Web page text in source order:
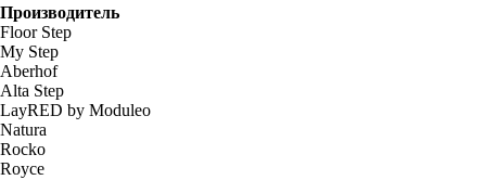
Производитель
Floor Step
My Step
Aberhof
Alta Step
LayRED by Moduleo
Natura
Rocko
Royce